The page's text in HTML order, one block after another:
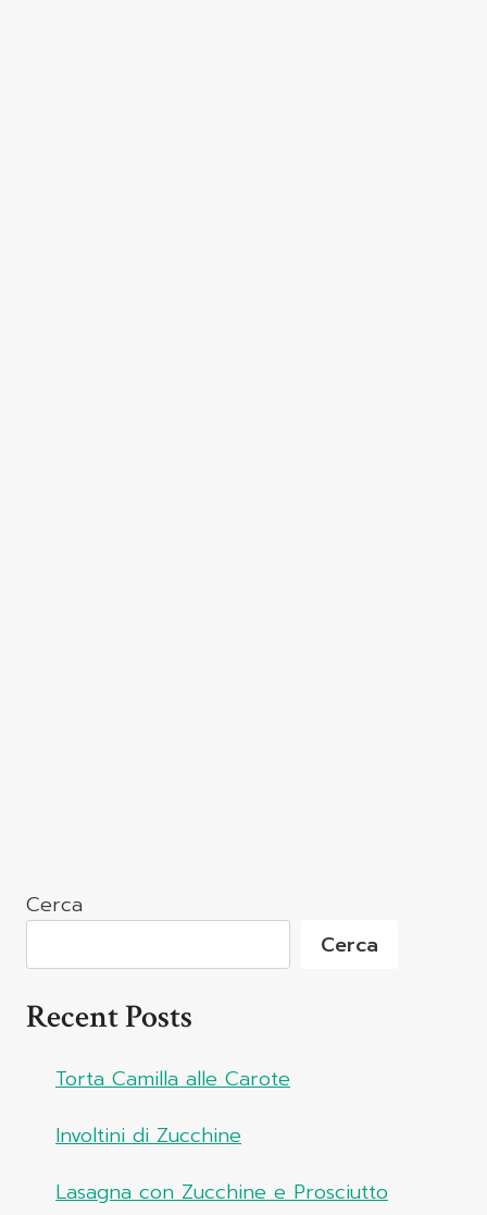
Cerca
Cerca
Recent Posts
Torta Camilla alle Carote
Involtini di Zucchine
Lasagna con Zucchine e Prosciutto